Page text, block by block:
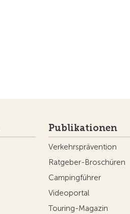
Publikationen
Verkehrsprävention
Ratgeber-Broschüren
Campingführer
Videoportal
Touring-Magazin